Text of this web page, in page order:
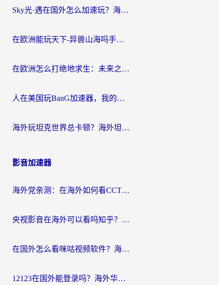
Sky光·遇在国外怎么加速玩？海外党亲测有效的国服游戏加速指南
在欧洲能玩天下-异兽山海吗手游？海外玩家的加速器生存指南
在欧洲怎么打绝地求生：未来之役不卡？留学生亲测的加速器避坑指南
人在美国玩BanG加速器，我的延迟终于绿了
海外玩坦克世界总卡顿？海外坦克世界加速器有哪些？实测好用的选择在这里
影音加速器
海外党亲测：在海外如何看CCTV？告别“仅限大陆播放”的实用指南
央视影音在海外可以看吗知乎？留学生亲测：3步解决地域限制+追剧自由
在国外怎么看咪咕视频软件？海外党亲测有效的回国加速方案
12123在国外能登录吗？海外华人必看的回国加速实用指南